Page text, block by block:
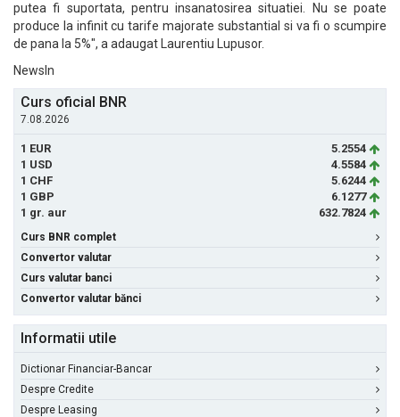
putea fi suportata, pentru insanatosirea situatiei. Nu se poate
produce la infinit cu tarife majorate substantial si va fi o scumpire
de pana la 5%", a adaugat Laurentiu Lupusor.
NewsIn
Curs oficial BNR
7.08.2026
1 EUR
5.2554
1 USD
4.5584
1 CHF
5.6244
1 GBP
6.1277
1 gr. aur
632.7824
Curs BNR complet
Convertor valutar
Curs valutar banci
Convertor valutar bănci
Informatii utile
Dictionar Financiar-Bancar
Despre Credite
Despre Leasing